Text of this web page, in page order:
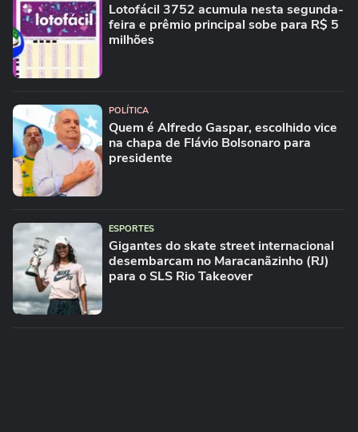
Lotofácil 3752 acumula nesta segunda-
feira e prêmio principal sobe para R$ 5
milhões
POLÍTICA
Quem é Alfredo Gaspar, escolhido vice
na chapa de Flávio Bolsonaro para
presidente
ESPORTES
Gigantes do skate street internacional
desembarcam no Maracanãzinho (RJ)
para o SLS Rio Takeover